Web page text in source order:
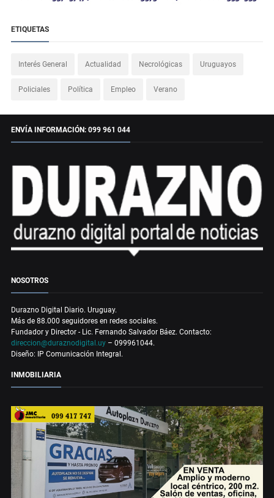
ETIQUETAS
Interés General Actualidad Necrológicas Uruguayos
Policiales Política Empleo Verano
ENVÍA INFORMACIÓN: 099 961 044
NOSOTROS
Durazno Digital Diario. Uruguay.
Más de 88.000 seguidores en redes sociales.
Fundador y Director - Lic. Fernando Salvador Báez. Contacto:
direccion@duraznodigital.uy – 099961044.
Diseño: IP Comunicación Integral.
INMOBILIARIA